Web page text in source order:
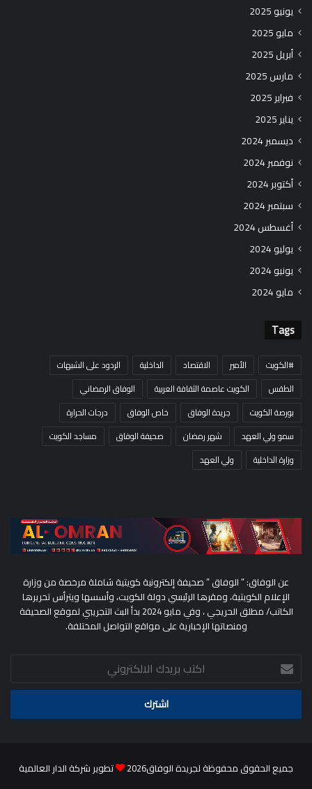
يونيو 2025
مايو 2025
أبريل 2025
مارس 2025
فبراير 2025
يناير 2025
ديسمبر 2024
نوفمبر 2024
أكتوبر 2024
سبتمبر 2024
أغسطس 2024
يوليو 2024
يونيو 2024
مايو 2024
Tags
#الكويت الأمير الاقتصاد الداخلية
الردود على الشبهات
الطقس
الكويت عاصمة الثقافة العربية
الوفاق الرمضاني
بورصة الكويت
جريدة الوفاق خاص الوفاق
درجات الحرارة
سمو ولي العهد
شهر رمضان صحيفة الوفاق
مساجد الكويت
وزارة الداخلية
ولي العهد
عن الوفاق: ” الوفاق ” صحيفة إلكترونية كويتية شاملة مرخصة من وزارة
الإعلام الكويتية، ومقرها الرئيسي دولة الكويت، وأسسها ويترأس تحريرها
الكاتب/ مطلق الحريجي ، وفي مايو 2024 بدأ البث التجريبي لموقع الصحيفة
ومنصاتها الإخبارية على مواقع التواصل المختلفة.
اكتب
بريدك
الالكتروني
جميع الحقوق محفوظة لجريدة الوفاق2026 تطوير شركة الدار العالمية